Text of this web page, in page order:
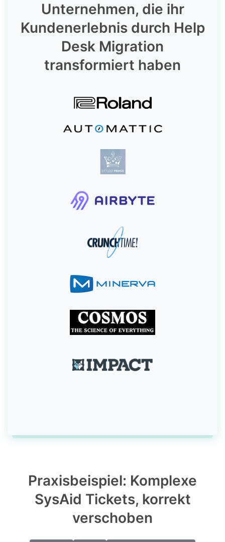
Unternehmen, die ihr
Kundenerlebnis durch Help
Desk Migration
transformiert haben
Praxisbeispiel: Komplexe
SysAid Tickets, korrekt
verschoben